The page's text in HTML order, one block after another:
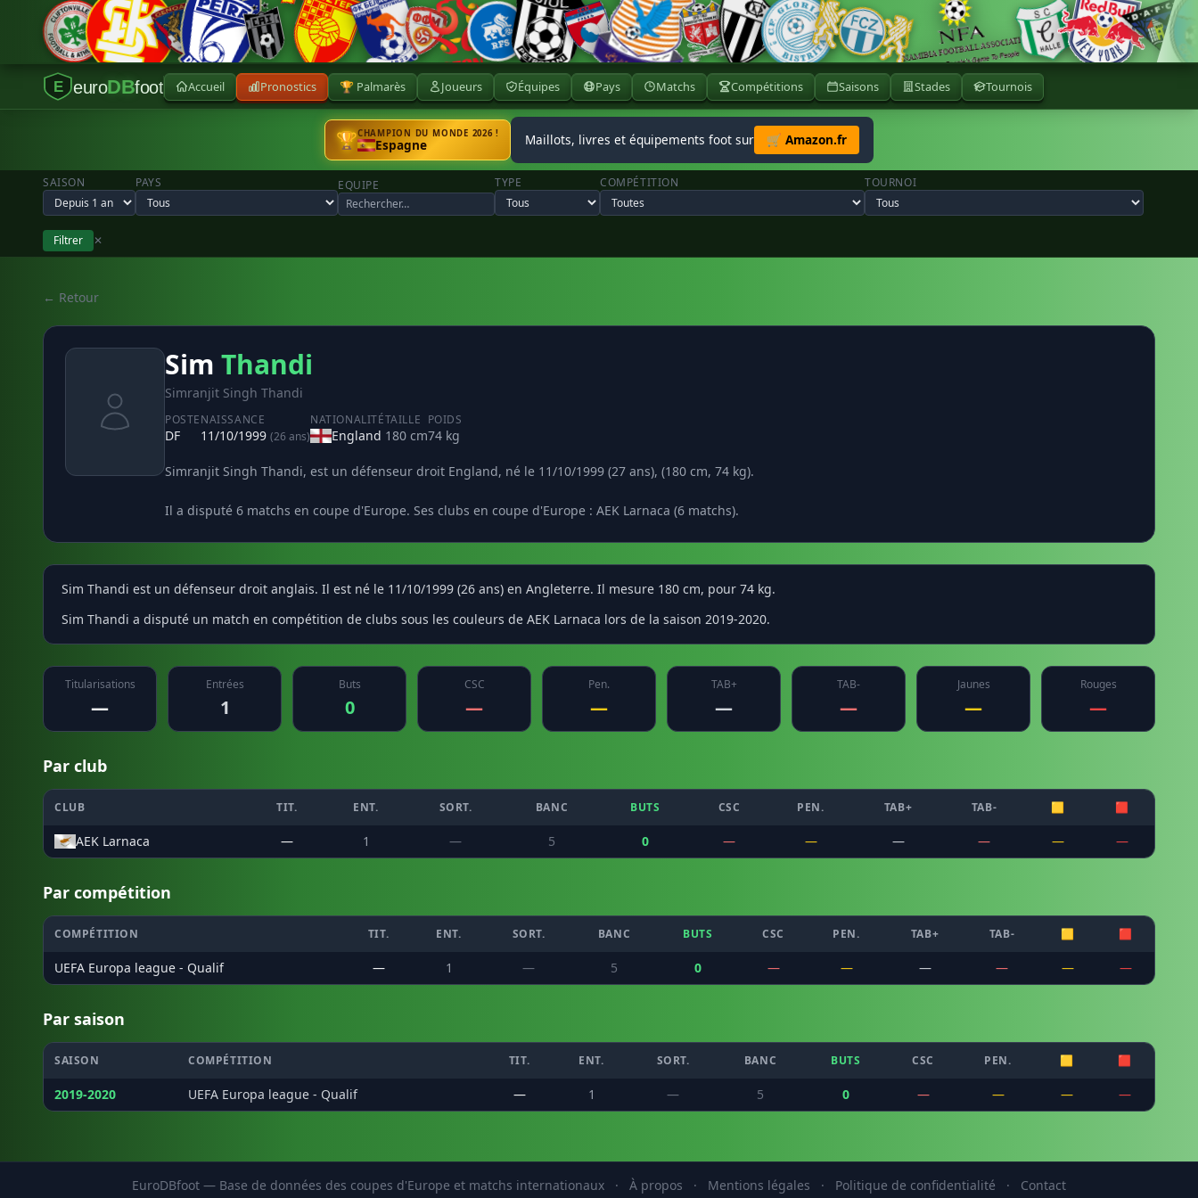
E euroDBfoot Accueil Pronostics 🏆 Palmarès Joueurs Équipes Pays Matchs Compétitions Saisons Stades Tournois
🏆CHAMPION DU MONDE 2026 !
Espagne Maillots, livres et équipements foot sur 🛒 Amazon.fr
SAISON PAYS EQUIPE TYPE COMPÉTITION TOURNOI
Filtrer ✕
← Retour
Sim Thandi
Simranjit Singh Thandi
POSTE
DF
NAISSANCE
11/10/1999 (26 ans)
NATIONALITÉ
England
TAILLE
180 cm
POIDS
74 kg
Simranjit Singh Thandi, est un défenseur droit England, né le 11/10/1999 (27 ans), (180 cm, 74 kg).
Il a disputé 6 matchs en coupe d'Europe. Ses clubs en coupe d'Europe : AEK Larnaca (6 matchs).
Sim Thandi est un défenseur droit anglais. Il est né le 11/10/1999 (26 ans) en Angleterre. Il mesure 180 cm, pour 74 kg.
Sim Thandi a disputé un match en compétition de clubs sous les couleurs de AEK Larnaca lors de la saison 2019-2020.
Titularisations
—
Entrées
1
Buts
0
CSC
—
Pen.
—
TAB+
—
TAB-
—
Jaunes
—
Rouges
—
Par club
CLUB TIT. ENT. SORT. BANC BUTS CSC PEN. TAB+ TAB- 🟨 🟥
AEK Larnaca — 1 — 5 0 — — — — — —
Par compétition
COMPÉTITION TIT. ENT. SORT. BANC BUTS CSC PEN. TAB+ TAB- 🟨 🟥
UEFA Europa league - Qualif — 1 — 5 0 — — — — — —
Par saison
SAISON COMPÉTITION TIT. ENT. SORT. BANC BUTS CSC PEN. 🟨 🟥
2019-2020 UEFA Europa league - Qualif — 1 — 5 0 — — — —
EuroDBfoot — Base de données des coupes d'Europe et matchs internationaux · À propos · Mentions légales · Politique de confidentialité · Contact